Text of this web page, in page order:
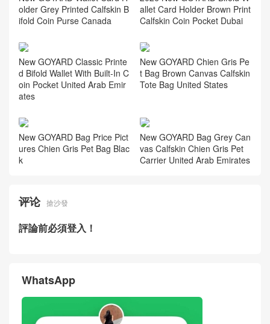
older Grey Printed Calfskin B
ifold Coin Purse Canada
allet Card Holder Brown Print
Calfskin Coin Pocket Dubai
New GOYARD Classic Printe
d Bifold Wallet With Built-In C
oin Pocket United Arab Emir
ates
New GOYARD Chien Gris Pe
t Bag Brown Canvas Calfskin
Tote Bag United States
New GOYARD Bag Price Pict
ures Chien Gris Pet Bag Blac
k
New GOYARD Bag Grey Can
vas Calfskin Chien Gris Pet
Carrier United Arab Emirates
评论 搶沙發
評論前必須登入！
WhatsApp